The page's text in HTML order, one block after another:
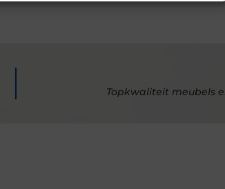
Topkwaliteit meubels